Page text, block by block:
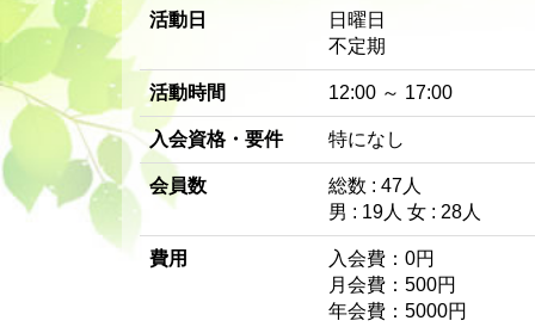
活動日
日曜日
不定期
活動時間 12:00 ～ 17:00
入会資格・要件 特になし
会員数
総数 : 47人
男 : 19人 女 : 28人
費用
入会費：0円
月会費：500円
年会費：5000円